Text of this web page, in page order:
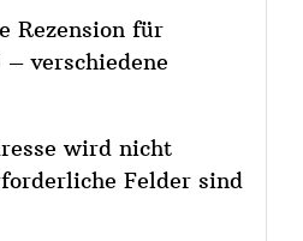
Rezension für
verschiedene
wird nicht
Felder sind